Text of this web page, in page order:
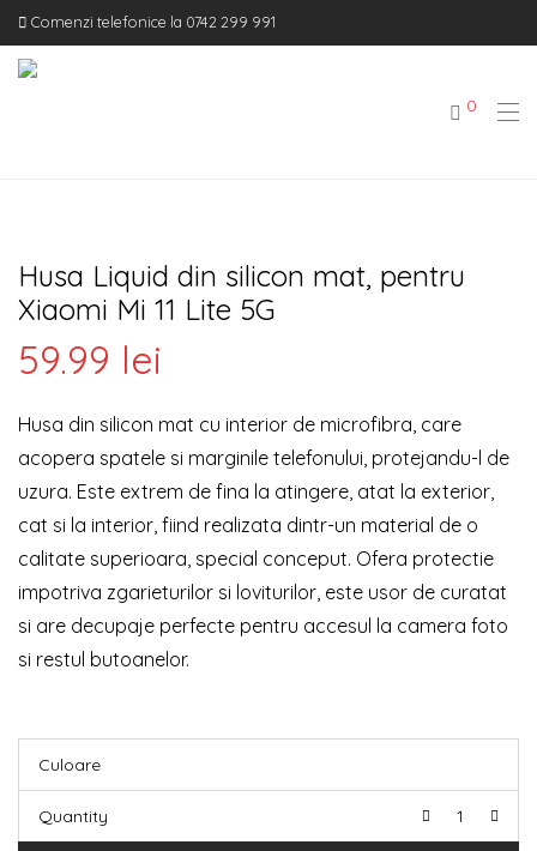
Comenzi telefonice la 0742 299 991
0
Husa Liquid din silicon mat, pentru
Xiaomi Mi 11 Lite 5G
59.99 lei
Husa din silicon mat cu interior de microfibra, care
acopera spatele si marginile telefonului, protejandu-l de
uzura. Este extrem de fina la atingere, atat la exterior,
cat si la interior, fiind realizata dintr-un material de o
calitate superioara, special conceput. Ofera protectie
impotriva zgarieturilor si loviturilor, este usor de curatat
si are decupaje perfecte pentru accesul la camera foto
si restul butoanelor.
Culoare
Quantity